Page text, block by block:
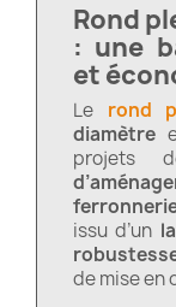
Rond
: une
et
Le rond
diamètre
projets
issu d’un
de mise en